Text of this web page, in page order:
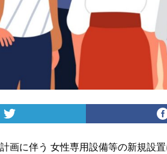
画に伴う 女性専用設備等の新規設置